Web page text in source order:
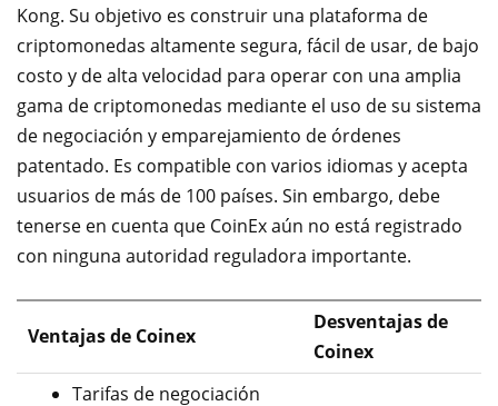
Kong. Su objetivo es construir una plataforma de
criptomonedas altamente segura, fácil de usar, de bajo
costo y de alta velocidad para operar con una amplia
gama de criptomonedas mediante el uso de su sistema
de negociación y emparejamiento de órdenes
patentado. Es compatible con varios idiomas y acepta
usuarios de más de 100 países. Sin embargo, debe
tenerse en cuenta que CoinEx aún no está registrado
con ninguna autoridad reguladora importante.
Ventajas de Coinex
Desventajas de
Coinex
Tarifas de negociación